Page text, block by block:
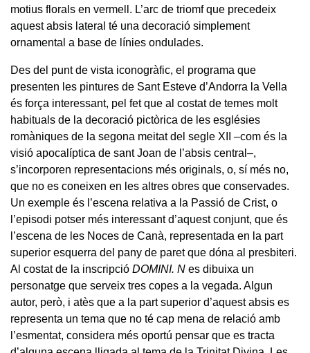
motius florals en vermell. L’arc de triomf que precedeix
aquest absis lateral té una decoració simplement
ornamental a base de línies ondulades.
Des del punt de vista iconogràfic, el programa que
presenten les pintures de Sant Esteve d’Andorra la Vella
és força interessant, pel fet que al costat de temes molt
habituals de la decoració pictòrica de les esglésies
romàniques de la segona meitat del segle XII –com és la
visió apocalíptica de sant Joan de l’absis central–,
s’incorporen representacions més originals, o, sí més no,
que no es coneixen en les altres obres que conservades.
Un exemple és l’escena relativa a la Passió de Crist, o
l’episodi potser més interessant d’aquest conjunt, que és
l’escena de les Noces de Canà, representada en la part
superior esquerra del pany de paret que dóna al presbiteri.
Al costat de la inscripció DOMINI. N es dibuixa un
personatge que serveix tres copes a la vegada. Algun
autor, però, i atès que a la part superior d’aquest absis es
representa un tema que no té cap mena de relació amb
l’esmentat, considera més oportú pensar que es tracta